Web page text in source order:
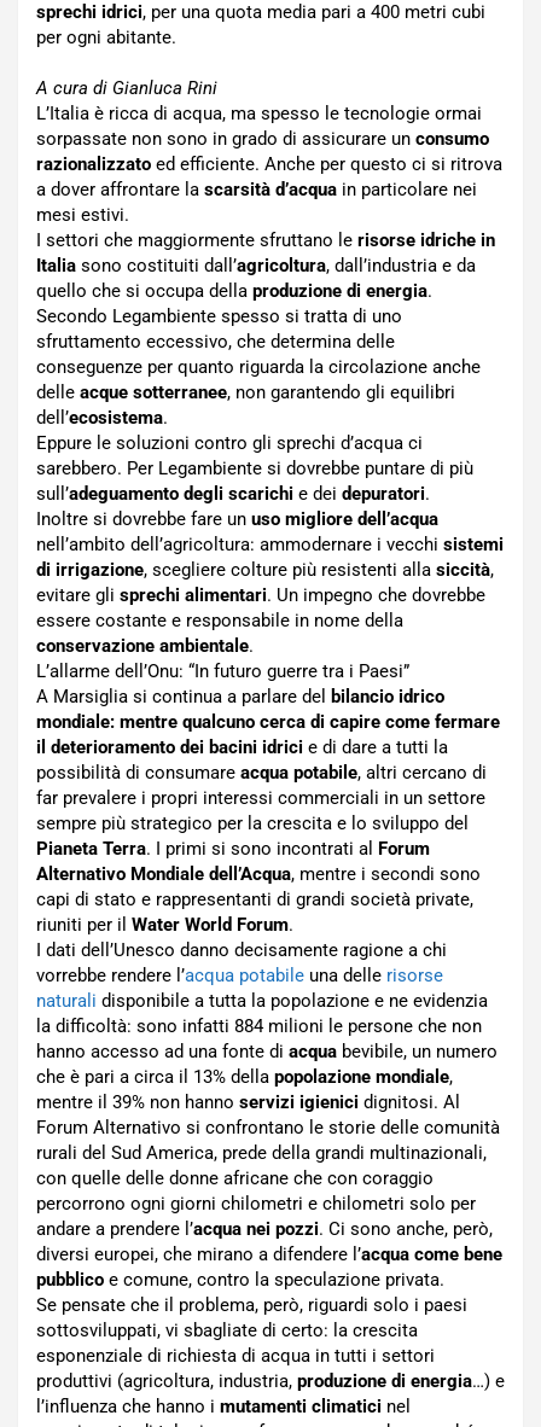
sprechi idrici, per una quota media pari a 400 metri cubi
per ogni abitante.
A cura di Gianluca Rini
L’Italia è ricca di acqua, ma spesso le tecnologie ormai
sorpassate non sono in grado di assicurare un consumo
razionalizzato ed efficiente. Anche per questo ci si ritrova
a dover affrontare la scarsità d’acqua in particolare nei
mesi estivi.
I settori che maggiormente sfruttano le risorse idriche in
Italia sono costituiti dall’agricoltura, dall’industria e da
quello che si occupa della produzione di energia.
Secondo Legambiente spesso si tratta di uno
sfruttamento eccessivo, che determina delle
conseguenze per quanto riguarda la circolazione anche
delle acque sotterranee, non garantendo gli equilibri
dell’ecosistema.
Eppure le soluzioni contro gli sprechi d’acqua ci
sarebbero. Per Legambiente si dovrebbe puntare di più
sull’adeguamento degli scarichi e dei depuratori.
Inoltre si dovrebbe fare un uso migliore dell’acqua
nell’ambito dell’agricoltura: ammodernare i vecchi sistemi
di irrigazione, scegliere colture più resistenti alla siccità,
evitare gli sprechi alimentari. Un impegno che dovrebbe
essere costante e responsabile in nome della
conservazione ambientale.
L’allarme dell’Onu: “In futuro guerre tra i Paesi”
A Marsiglia si continua a parlare del bilancio idrico
mondiale: mentre qualcuno cerca di capire come fermare
il deterioramento dei bacini idrici e di dare a tutti la
possibilità di consumare acqua potabile, altri cercano di
far prevalere i propri interessi commerciali in un settore
sempre più strategico per la crescita e lo sviluppo del
Pianeta Terra. I primi si sono incontrati al Forum
Alternativo Mondiale dell’Acqua, mentre i secondi sono
capi di stato e rappresentanti di grandi società private,
riuniti per il Water World Forum.
I dati dell’Unesco danno decisamente ragione a chi
vorrebbe rendere l’acqua potabile una delle risorse
naturali disponibile a tutta la popolazione e ne evidenzia
la difficoltà: sono infatti 884 milioni le persone che non
hanno accesso ad una fonte di acqua bevibile, un numero
che è pari a circa il 13% della popolazione mondiale,
mentre il 39% non hanno servizi igienici dignitosi. Al
Forum Alternativo si confrontano le storie delle comunità
rurali del Sud America, prede della grandi multinazionali,
con quelle delle donne africane che con coraggio
percorrono ogni giorni chilometri e chilometri solo per
andare a prendere l’acqua nei pozzi. Ci sono anche, però,
diversi europei, che mirano a difendere l’acqua come bene
pubblico e comune, contro la speculazione privata.
Se pensate che il problema, però, riguardi solo i paesi
sottosviluppati, vi sbagliate di certo: la crescita
esponenziale di richiesta di acqua in tutti i settori
produttivi (agricoltura, industria, produzione di energia…) e
l’influenza che hanno i mutamenti climatici nel